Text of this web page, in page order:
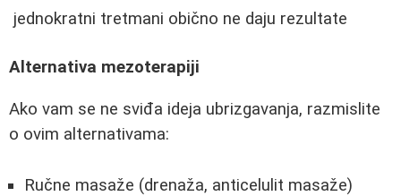
jednokratni tretmani obično ne daju rezultate
Alternativa mezoterapiji
Ako vam se ne sviđa ideja ubrizgavanja, razmislite
o ovim alternativama:
Ručne masaže (drenaža, anticelulit masaže)